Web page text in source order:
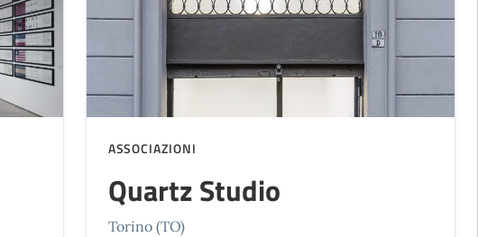
ASSOCIAZIONI
Quartz Studio
Torino (TO)